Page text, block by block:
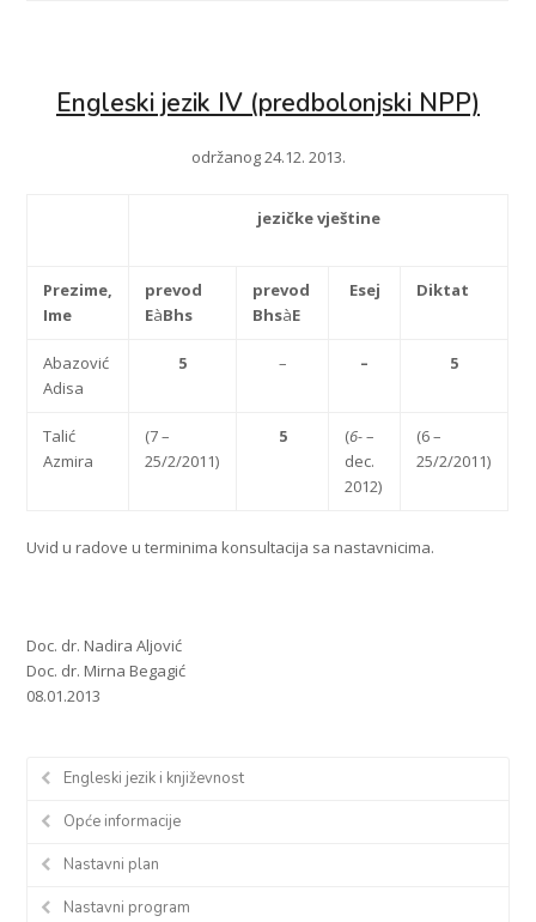
Engleski jezik IV (predbolonjski NPP)
održanog 24.12. 2013.
jezičke vještine
Prezime,
Ime
prevod
EàBhs
prevod
BhsàE
Esej Diktat
Abazović
Adisa
5 – – 5
Talić
Azmira
(7 –
25/2/2011)
5 (6-–
dec.
2012)
(6 –
25/2/2011)
Uvid u radove u terminima konsultacija sa nastavnicima.
Doc. dr. Nadira Aljović
Doc. dr. Mirna Begagić
08.01.2013
Engleski jezik i književnost
Opće informacije
Nastavni plan
Nastavni program